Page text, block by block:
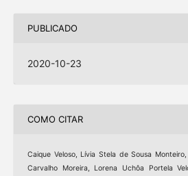
PUBLICADO
2020-10-23
COMO CITAR
Caique Veloso, Lívia Stela de Sousa
Carvalho Moreira, Lorena Uchôa Portela